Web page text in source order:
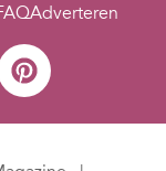
Adverteren